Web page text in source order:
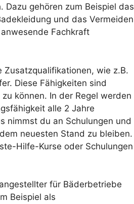
gehören zum Beispiel das
und das Vermeiden
Fachkraft
wie z.B.
Diese Fähigkeiten sind
können. In der Regel werden
alle 2 Jahre
nimmst du an Schulungen und
neuesten Stand zu bleiben.
Hilfe-Kurse oder Schulungen
für Bäderbetriebe
Beispiel als